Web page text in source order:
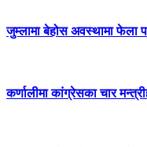
जुम्लामा बेहोस अवस्थामा फेला
कर्णालीमा कांग्रेसका चार